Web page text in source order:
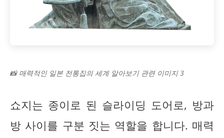
📸 매력적인 일본 전통집의 세계 알아보기 관련 이미지 3
쇼지는 종이로 된 슬라이딩 도어로, 방과
방 사이를 구분 짓는 역할을 합니다. 매력